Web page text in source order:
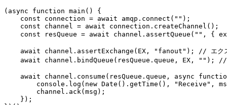
( async function main ( )
{
const connection = await amqp . connect ( "" ) ;
const channel = await connection . createChannel ( ) ;
const resQueue = await channel . assertQueue ( "" , {
await channel . assertExchange ( EX , "fanout" ) ;
// エク
await channel . bindQueue ( resQueue . queue , EX , "" ) ; //
await channel . consume ( resQueue . queue , async
        console
. log ( new Date ( ) . getTime ( ) , "Receive" ,
        channel
. ack (msg ) ;
} ) ;